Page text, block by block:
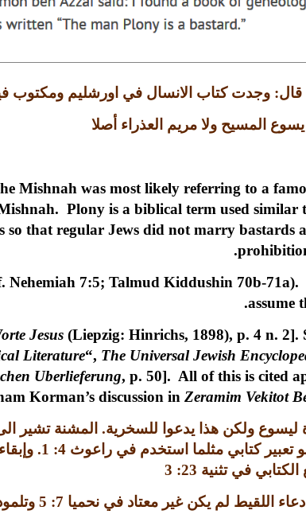
قال: وجدت كتاب الانسال في اورشليم ومكتوب
المسيح ولا مريم العذراء أصلا
Mishnah was most likely referring to a
Plony is a biblical term used similar
that regular Jews did not marry bastards
7:5; Talmud Kiddushin 70b-
assume
Jesus (Liepzig: Hinrichs, 1898), p. 4 n.
Literature“, The Universal Jewish
Uberlieferung, p. 50]. All of this is cited
Korman’s discussion in Zeramim Vekitot
ليسوع ولكن هذا يدعوا للسخرية. المشنة تشير
تعبير كتابي مثلما استخدم في راعوث 4: 1.
الكتابي في تثنية 23: 3
اللقيط لم يكن غير معتاد في نحميا 7: 5